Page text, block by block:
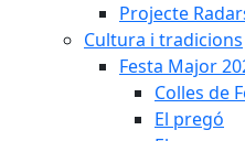
Projecte
Cultura i tradicions
Festa Major
Colles de
El pregó